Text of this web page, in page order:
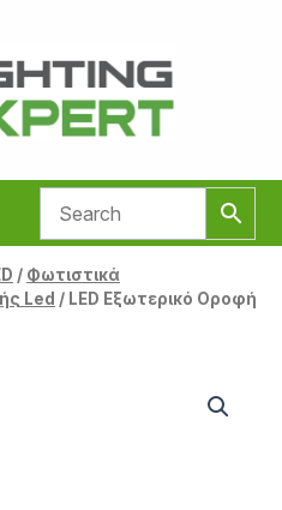
/ Φωτιστικά
Led / LED Εξωτερικό Οροφή